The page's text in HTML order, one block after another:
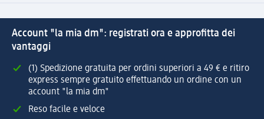
Account "la mia dm": registrati ora e approfitta dei
vantaggi
(1) Spedizione gratuita per ordini superiori a 49 € e ritiro
express sempre gratuito effettuando un ordine con un
account "la mia dm"
Reso facile e veloce